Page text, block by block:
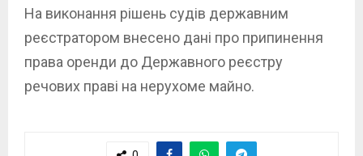
На виконання рішень судів державним
реєстратором внесено дані про припинення
права оренди до Державного реєстру
речових праві на нерухоме майно.